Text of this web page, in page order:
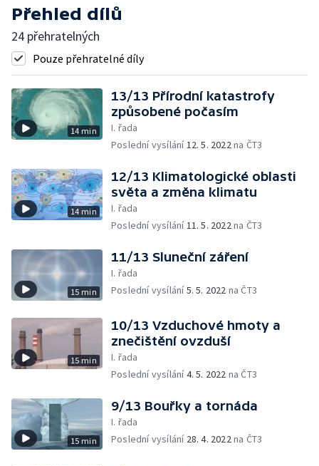
Přehled dílů
24 přehratelných
Pouze přehratelné díly
14 min
13/13 Přírodní katastrofy
způsobené počasím
I. řada
Poslední vysílání12. 5. 2022na ČT3
14 min
12/13 Klimatologické oblasti
světa a změna klimatu
I. řada
Poslední vysílání11. 5. 2022na ČT3
15 min
11/13 Sluneční záření
I. řada
Poslední vysílání5. 5. 2022 na ČT3
15 min
10/13 Vzduchové hmoty a
znečištění ovzduší
I. řada
Poslední vysílání4. 5. 2022 na ČT3
15 min
9/13 Bouřky a tornáda
I. řada
Poslední vysílání 28. 4. 2022na ČT3